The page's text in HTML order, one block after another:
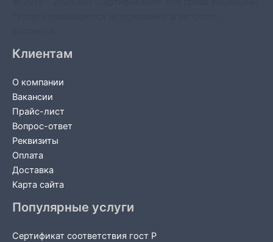
Клиентам
О компании
Вакансии
Прайс-лист
Вопрос-ответ
Реквизиты
Оплата
Доставка
Карта сайта
Популярные услуги
Сертификат соответствия гост Р